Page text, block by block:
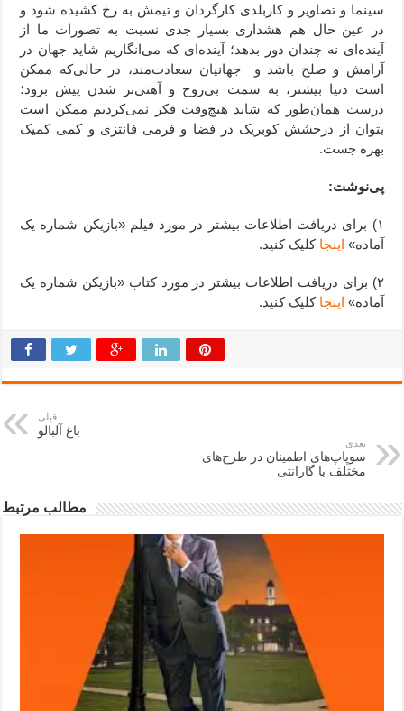
سینما و تصاویر و کاربلدی کارگردان و تیمش به رخ کشیده شود و
در عین حال هم هشداری بسیار جدی نسبت به تصورات ما از
آینده‌ای نه چندان دور بدهد؛ آینده‌ای که می‌انگاریم شاید جهان در
آرامش و صلح باشد و جهانیان سعادت‌مند،‌ در حالی‌که ممکن
است دنیا بیشتر، به سمت بی‌روح و آهنی‌تر شدن پیش برود؛
درست همان‌طور که شاید هیچ‌وقت فکر نمی‌کردیم ممکن است
بتوان از درخشش کوبریک در فضا و فرمی فانتزی و کمی کمیک
بهره جست.
پی‌نوشت:
۱) برای دریافت اطلاعات بیشتر در مورد فیلم «بازیکن شماره یک
آماده» اینجا کلیک کنید.
۲) برای دریافت اطلاعات بیشتر در مورد کتاب «بازیکن شماره یک
آماده» اینجا کلیک کنید.
قبلی
باغ آلبالو
بعدی
سوپاپ‌های اطمینان در طرح‌های
مختلف با گارانتی
مطالب مرتبط